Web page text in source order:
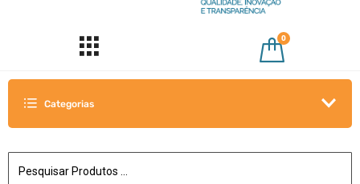
0
Categorias